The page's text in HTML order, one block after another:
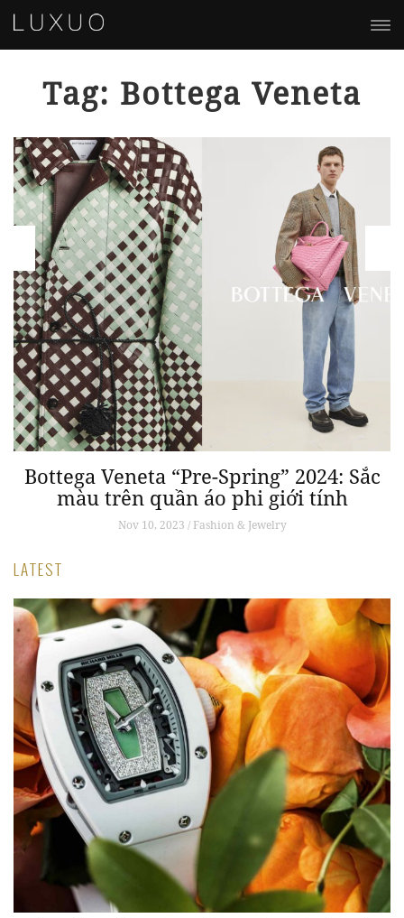
Tag: Bottega Veneta
Bottega Veneta “Pre-Spring” 2024: Sắc
màu trên quần áo phi giới tính
Nov 10, 2023 / Fashion & Jewelry
LATEST